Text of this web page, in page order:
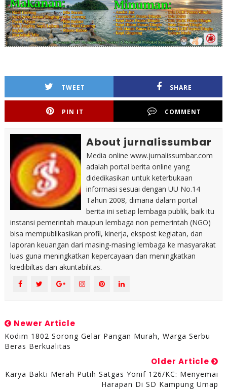
TWEET SHARE
PIN IT COMMENT
About jurnalissumbar
Media online www.jurnalissumbar.com
adalah portal berita online yang
didedikasikan untuk keterbukaan
informasi sesuai dengan UU No.14
Tahun 2008, dimana dalam portal
berita ini setiap lembaga publik, baik itu
instansi pemerintah maupun lembaga non pemerintah (NGO)
bisa mempublikasikan profil, kinerja, ekspost kegiatan, dan
laporan keuangan dari masing-masing lembaga ke masyarakat
luas guna meningkatkan kepercayaan dan meningkatkan
kredibiltas dan akuntabilitas.
Newer Article
Kodim 1802 Sorong Gelar Pangan Murah, Warga Serbu
Beras Berkualitas
Older Article
Karya Bakti Merah Putih Satgas Yonif 126/KC: Menyemai
Harapan Di SD Kampung Umap